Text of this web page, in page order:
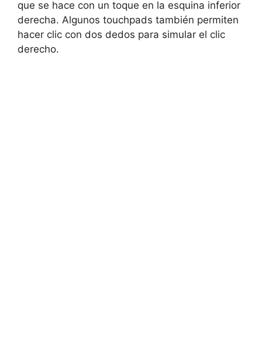
que se hace con un toque en ‌la esquina inferior
derecha. Algunos touchpads también⁢ permiten
hacer ‌clic con dos dedos para simular el clic
derecho.